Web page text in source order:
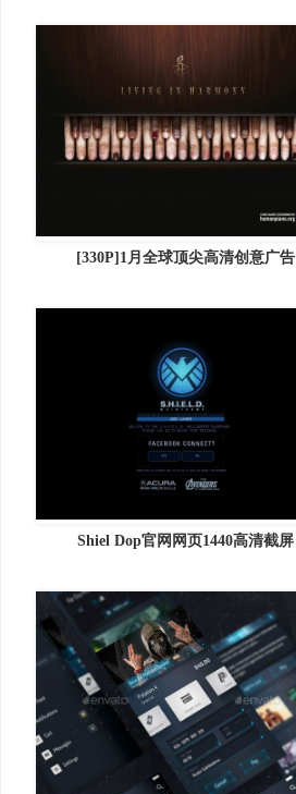
[330P]1月全球顶尖高清创意广告
Shiel Dop官网网页1440高清截屏